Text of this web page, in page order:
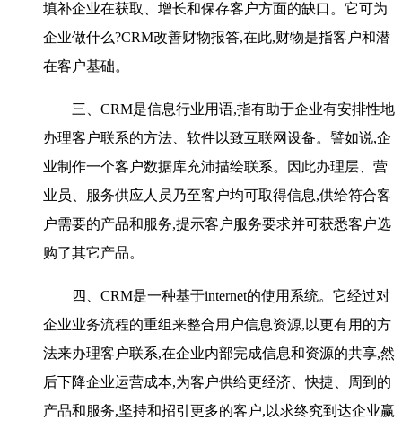
填补企业在获取、增长和保存客户方面的缺口。它可为
企业做什么?CRM改善财物报答,在此,财物是指客户和潜
在客户基础。
三、CRM是信息行业用语,指有助于企业有安排性地
办理客户联系的方法、软件以致互联网设备。譬如说,企
业制作一个客户数据库充沛描绘联系。因此办理层、营
业员、服务供应人员乃至客户均可取得信息,供给符合客
户需要的产品和服务,提示客户服务要求并可获悉客户选
购了其它产品。
四、CRM是一种基于internet的使用系统。它经过对
企业业务流程的重组来整合用户信息资源,以更有用的方
法来办理客户联系,在企业内部完成信息和资源的共享,然
后下降企业运营成本,为客户供给更经济、快捷、周到的
产品和服务,坚持和招引更多的客户,以求终究到达企业赢